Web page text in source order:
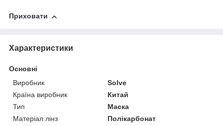
Приховати
Характеристики
Основні
Виробник
Solve
Країна виробник
Китай
Тип
Маска
Матеріал лінз
Полікарбонат